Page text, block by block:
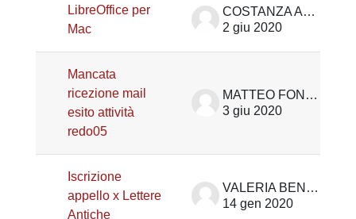
LibreOffice per
Mac
COSTANZA ANDREUZZA
2 giu 2020
Mancata
ricezione mail
esito attività
redo05
MATTEO FONTANA
3 giu 2020
Iscrizione
appello x Lettere
Antiche
VALERIA BENEDETTI
14 gen 2020